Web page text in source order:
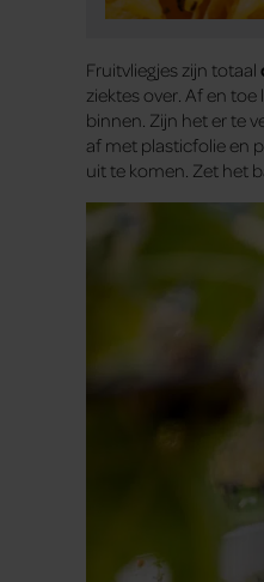
Fruitvliegjes zijn totaal
ziektes over. Af en toe
binnen. Zijn het er te
af met plasticfolie en
uit te komen. Zet het